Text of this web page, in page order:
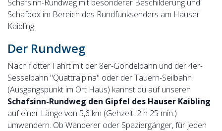
Schafsinn-Rundweg mit besonderer Beschilderung und
Schafbox im Bereich des Rundfunksenders am Hauser
Kaibling.
Der Rundweg
Nach flotter Fahrt mit der 8er-Gondelbahn und der 4er-
Sesselbahn "Quattralpina" oder der Tauern-Seilbahn
(Ausgangspunkt im Ort Haus) kannst du auf unseren
Schafsinn-Rundweg den Gipfel des Hauser Kaibling
auf einer Länge von 5,6 km (Gehzeit: 2 h 25 min.)
umwandern. Ob Wanderer oder Spaziergänger, für jeden